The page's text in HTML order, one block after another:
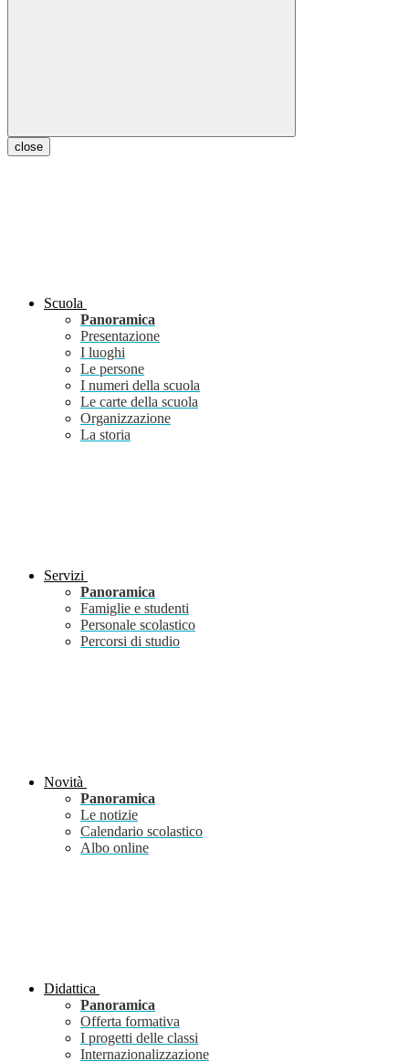
close
Scuola
Panoramica
Presentazione
I luoghi
Le persone
I numeri della scuola
Le carte della scuola
Organizzazione
La storia
Servizi
Panoramica
Famiglie e studenti
Personale scolastico
Percorsi di studio
Novità
Panoramica
Le notizie
Calendario scolastico
Albo online
Didattica
Panoramica
Offerta formativa
I progetti delle classi
Internazionalizzazione